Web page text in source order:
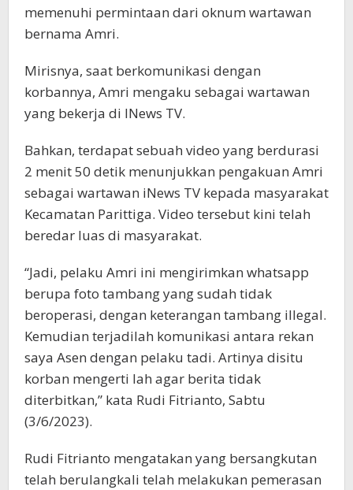
memenuhi permintaan dari oknum wartawan
bernama Amri.
Mirisnya, saat berkomunikasi dengan
korbannya, Amri mengaku sebagai wartawan
yang bekerja di INews TV.
Bahkan, terdapat sebuah video yang berdurasi
2 menit 50 detik menunjukkan pengakuan Amri
sebagai wartawan iNews TV kepada masyarakat
Kecamatan Parittiga. Video tersebut kini telah
beredar luas di masyarakat.
“Jadi, pelaku Amri ini mengirimkan whatsapp
berupa foto tambang yang sudah tidak
beroperasi, dengan keterangan tambang illegal.
Kemudian terjadilah komunikasi antara rekan
saya Asen dengan pelaku tadi. Artinya disitu
korban mengerti lah agar berita tidak
diterbitkan,” kata Rudi Fitrianto, Sabtu
(3/6/2023).
Rudi Fitrianto mengatakan yang bersangkutan
telah berulangkali telah melakukan pemerasan